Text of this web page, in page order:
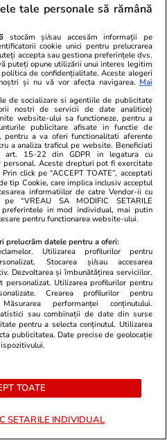
30 iul.
găsite
30 iul.
când
care
tale personale să rămână
stocăm și/sau accesăm informații pe
cookie unici pentru prelucrarea
accepta sau gestiona preferințele dvs.
puteți opune utilizării unui interes legitim
de confidențialitate. Aceste alegeri
și nu vă vor afecta navigarea. Mai
de socializare si agentiile de publicitate
nostri de servicii de date analitice)
website-ului sa functioneze, pentru a
publicitare afisate in functie de
pentru a va oferi functionalitati aferente
a analiza traficul pe website. Beneficiati
art. 15-22 din GDPR in legatura cu
personal. Aceste drepturi pot fi exercitate
Prin click pe “ACCEPT TOATE”, acceptati
tip Cookie, care implica inclusiv acceptul
informatiilor de catre Vendor-ii cu
“VREAU SA MODIFIC SETARILE
preferintele in mod individual, mai putin
pentru functionarea website-ului.
prelucrăm datele pentru a oferi:
Utilizarea profilurilor pentru
Stocarea și/sau accesarea
Dezvoltarea și îmbunătățirea serviciilor.
personalizat. Utilizarea profilurilor pentru
Crearea profilurilor pentru
performanței conținutului.
sau combinații de date din surse
pentru a selecta conținutul. Utilizarea
publicitatea. Date precise de geolocație
TOATE
SETARILE INDIVIDUAL